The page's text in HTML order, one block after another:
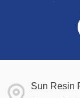
Sun Resin